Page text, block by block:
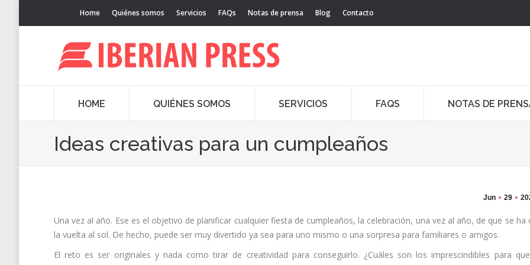
Home Quiénes somos Servicios FAQs Notas de prensa Blog Contacto
HOME QUIÉNES SOMOS SERVICIOS FAQS NOTAS DE
Ideas creativas para un cumpleaños
Jun 29
Una vez al año. Ese es el objetivo de planificar cualquier fiesta de cumpleaños, la celebración, una vez al año, de que se ha
la vuelta al sol. De hecho, puede ser muy divertido ya sea para uno mismo o una sorpresa para familiares o amigos.
El reto es ser originales y nada como tirar de creatividad para conseguirlo. ¿Cuáles son los imprescindibles para